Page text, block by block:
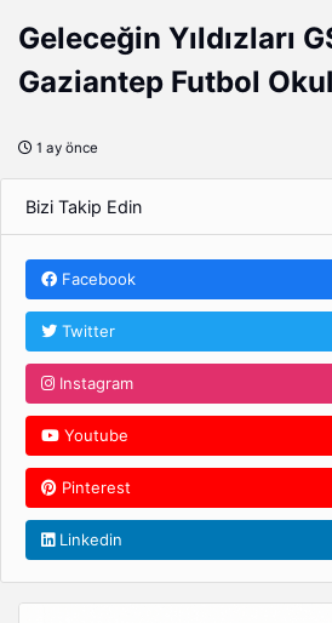
Geleceğin Yıldızları
Gaziantep Futbol
1 ay önce
Bizi Takip Edin
Facebook
Twitter
Instagram
Youtube
Pinterest
Linkedin